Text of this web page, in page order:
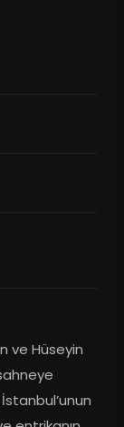
ve Hüseyin